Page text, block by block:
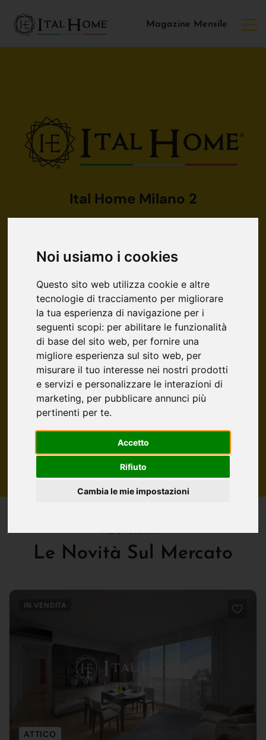
Noi usiamo i cookies
Questo sito web utilizza cookie e altre
tecnologie di tracciamento per migliorare
la tua esperienza di navigazione per i
seguenti scopi: per abilitare le funzionalità
di base del sito web, per fornire una
migliore esperienza sul sito web, per
misurare il tuo interesse nei nostri prodotti
e servizi e personalizzare le interazioni di
marketing, per pubblicare annunci più
pertinenti per te.
Accetto
Rifiuto
Cambia le mie impostazioni
Magazine Mensile
Ital Home Milano 2
IN VENDITA IN AFFITTO
Tutte le Tipologie
Filtri
NUOVI ARRIVI
Le Novità Sul Mercato
IN VENDITA
ATTICO